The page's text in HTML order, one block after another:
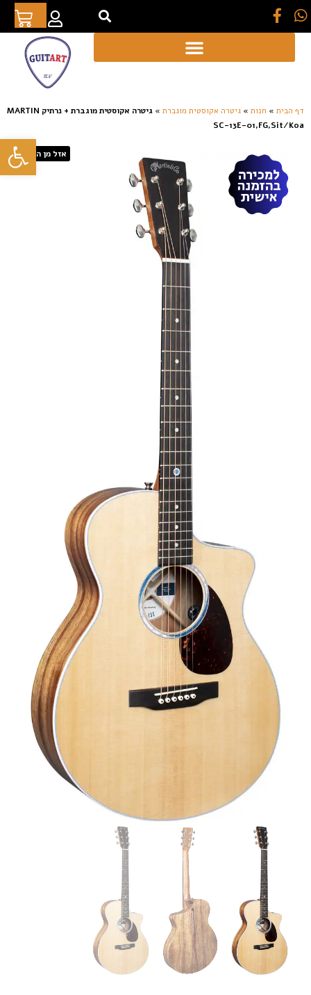
פתח
דף הבית » חנות » גיטרה אקוסטית מוגברת »
גיטרה אקוסטית מוגברת + נרתיק MARTIN
SC-13E-01,FG,Sit/Koa
אזל מן המלאי